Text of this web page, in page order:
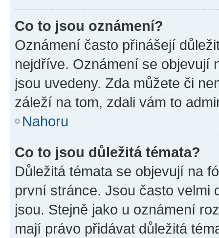
Co to jsou oznámení?
Oznámení často přinášejí
nejdříve. Oznámení se objevují
jsou uvedeny. Zda můžete či
záleží na tom, zdali vám to
Nahoru
Co to jsou důležitá témata?
Důležitá témata se objevují na
první stránce. Jsou často velmi
jsou. Stejně jako u oznámení
mají právo přidávat důležitá